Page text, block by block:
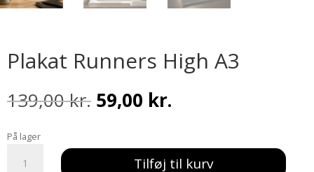
Plakat Runners High A3
139,00kr. Den
oprindelige
var:
139,00 kr..
59,00 kr.
er:
59,00 kr..
På lager
Runners
Tilføj til kurv